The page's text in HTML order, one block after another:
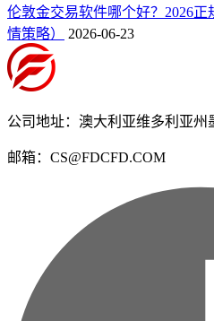
伦敦金交易软件哪个好？2026
情策略）
2026-06-23
公司地址：澳大利亚维多利亚州
邮箱：CS@FDCFD.COM